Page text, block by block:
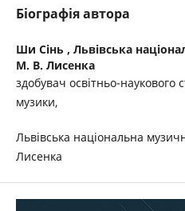
Біографія автора
Ши Сінь , Львівська
М. В. Лисенка
здобувач освітньо-наукового
музики,
Львівська національна
Лисенка